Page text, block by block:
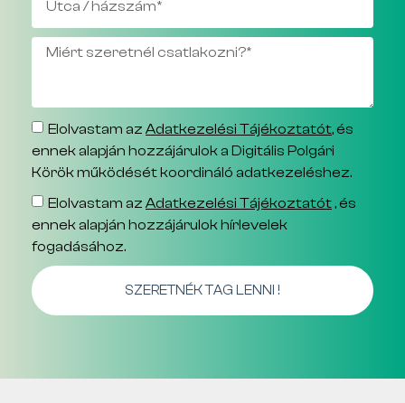
Elolvastam az Adatkezelési Tájékoztatót, és
ennek alapján hozzájárulok a Digitális Polgári
Körök működését koordináló adatkezeléshez.
Elolvastam az Adatkezelési Tájékoztatót, és
ennek alapján hozzájárulok hírlevelek
fogadásához.
SZERETNÉK TAG LENNI !